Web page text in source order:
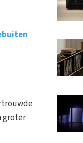
groter